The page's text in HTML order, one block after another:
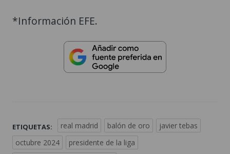
*Información EFE.
ETIQUETAS: real madrid balón de oro
javier tebas
octubre 2024
presidente de la liga